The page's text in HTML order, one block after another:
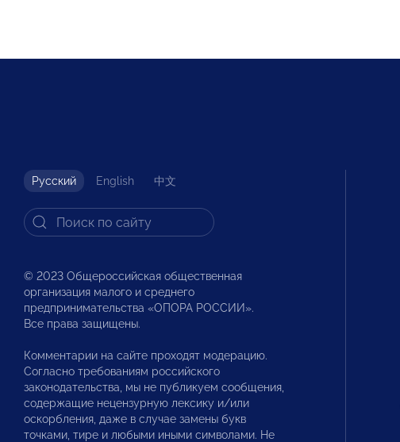
Русский English 中文
© 2023 Общероссийская общественная
организация малого и среднего
предпринимательства «ОПОРА РОССИИ».
Все права защищены.
Комментарии на сайте проходят модерацию.
Согласно требованиям российского
законодательства, мы не публикуем сообщения,
содержащие нецензурную лексику и/или
оскорбления, даже в случае замены букв
точками, тире и любыми иными символами. Не